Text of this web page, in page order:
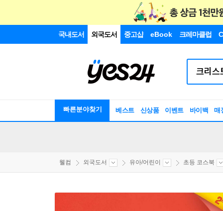
국내도서 외국도서 중고샵 eBook 크레마클럽
빠른분야찾기 베스트 신상품 이벤트 바이백 매
웰컴 외국도서 유아/어린이 초등 코스북